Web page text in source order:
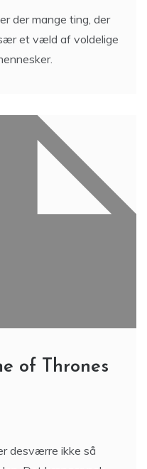
der mange ting, der
et væld af voldelige
of Thrones
desværre ikke så